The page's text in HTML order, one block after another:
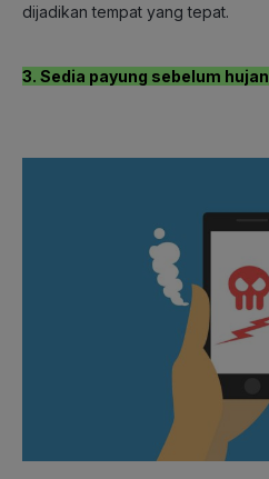
dijadikan tempat yang tepat.
3. Sedia payung sebelum hujan